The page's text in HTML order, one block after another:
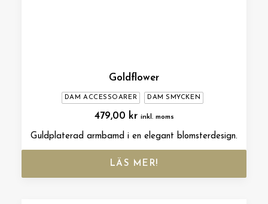
Goldflower
DAM ACCESSOARER DAM SMYCKEN
479,00 kr inkl. moms
Guldplaterad armbamd i en elegant blomsterdesign.
LÄS MER!